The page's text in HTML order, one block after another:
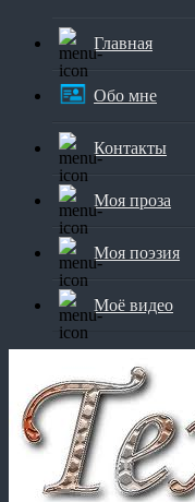
Главная
Обо мне
Контакты
Моя проза
Моя поэзия
Моё видео